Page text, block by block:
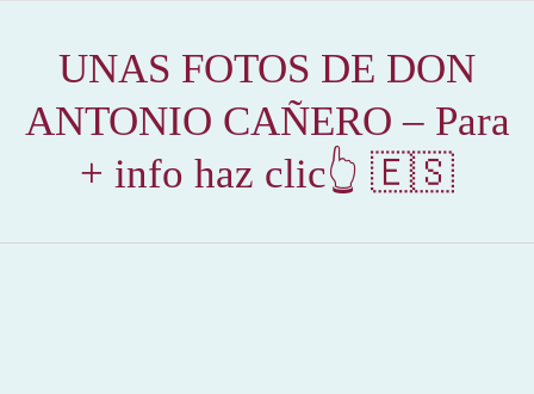
UNAS FOTOS DE DON
ANTONIO CAÑERO – Para
+ info haz clic👆 🇪🇸